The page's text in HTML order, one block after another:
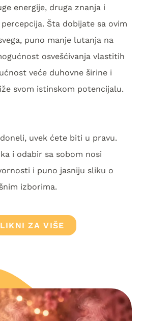
energije, druga znanja i
Šta dobijate sa ovim
puno manje lutanja na
osvešćivanja vlastitih
veće duhovne širine i
svom istinskom potencijalu.
uvek ćete biti u pravu.
i odabir sa sobom nosi
i puno jasniju sliku o
izborima.
ZA VIŠE